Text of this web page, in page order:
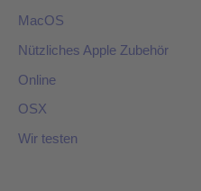
MacOS
Nützliches Apple Zubehör
Online
OSX
Wir testen